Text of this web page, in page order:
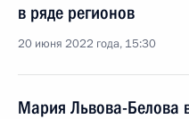
в ряде регионов
20 июня 2022 года, 15:30
Мария Львова-Белова